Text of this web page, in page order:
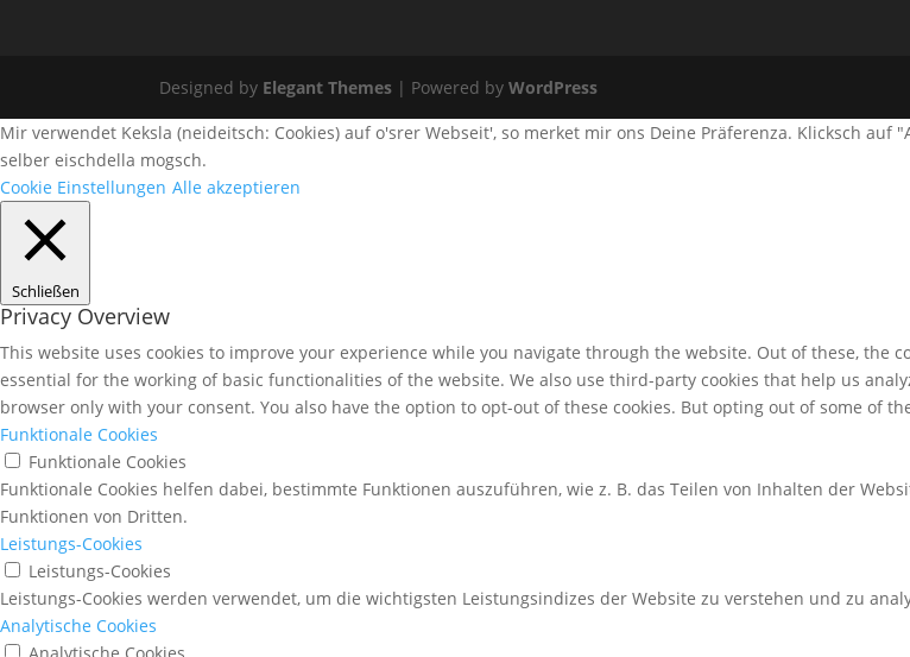
Designed by Elegant Themes | Powered byWordPress
Mir verwendet Keksla (neideitsch: Cookies) auf o'srer Webseit', so merket mir ons Deine Präferenza. Klicksch
selber eischdella mogsch.
Cookie Einstellungen Alle akzeptieren
Schließen
Privacy Overview
This website uses cookies to improve your experience while you navigate through the website. Out of these, the
essential for the working of basic functionalities of the website. We also use third-party cookies that help us
browser only with your consent. You also have the option to opt-out of these cookies. But opting out of some of
Funktionale Cookies
Funktionale Cookies
Funktionale Cookies helfen dabei, bestimmte Funktionen auszuführen, wie z. B. das Teilen von Inhalten der
Funktionen von Dritten.
Leistungs-Cookies
Leistungs-Cookies
Leistungs-Cookies werden verwendet, um die wichtigsten Leistungsindizes der Website zu verstehen und zu
Analytische Cookies
Analytische Cookies